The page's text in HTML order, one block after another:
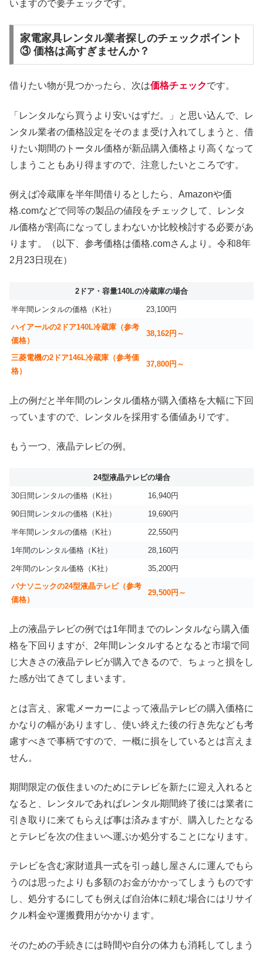
いますので要チェックです。
家電家具レンタル業者探しのチェックポイント
③ 価格は高すぎませんか？
借りたい物が見つかったら、次は価格チェックです。
「レンタルなら買うより安いはずだ。」と思い込んで、レ
ンタル業者の価格設定をそのまま受け入れてしまうと、借
りたい期間のトータル価格が新品購入価格より高くなって
しまうこともあり得ますので、注意したいところです。
例えば冷蔵庫を半年間借りるとしたら、Amazonや価
格.comなどで同等の製品の値段をチェックして、レンタ
ル価格が割高になってしまわないか比較検討する必要があ
ります。（以下、参考価格は価格.comさんより。令和8年
2月23日現在）
2ドア・容量140Lの冷蔵庫の場合
半年間レンタルの価格（K社）
23,100円
ハイアールの2ドア140L冷蔵庫（参考
価格）
38,162円～
三菱電機の2ドア146L冷蔵庫（参考価
格）
37,800円～
上の例だと半年間のレンタル価格が購入価格を大幅に下回
っていますので、レンタルを採用する価値ありです。
もう一つ、液晶テレビの例。
24型液晶テレビの場合
30日間レンタルの価格（K社） 16,940円
90日間レンタルの価格（K社） 19,690円
半年間レンタルの価格（K社） 22,550円
1年間のレンタル価格（K社） 28,160円
2年間のレンタル価格（K社）
35,200円
パナソニックの24型液晶テレビ（参考
価格）
29,500円～
上の液晶テレビの例では1年間までのレンタルなら購入価
格を下回りますが、2年間レンタルするとなると市場で同
じ大きさの液晶テレビが購入できるので、ちょっと損をし
た感が出てきてしまいます。
とは言え、家電メーカーによって液晶テレビの購入価格に
かなりの幅がありますし、使い終えた後の行き先なども考
慮すべきで事柄ですので、一概に損をしているとは言えま
せん。
期間限定の仮住まいのためにテレビを新たに迎え入れると
なると、レンタルであればレンタル期間終了後には業者に
引き取りに来てもらえば事は済みますが、購入したとなる
とテレビを次の住まいへ運ぶか処分することになります。
テレビを含む家財道具一式を引っ越し屋さんに運んでもら
うのは思ったよりも多額のお金がかかってしまうものです
し、処分するにしても例えば自治体に頼む場合にはリサイ
クル料金や運搬費用がかかります。
そのための手続きには時間や自分の体力も消耗してしまう